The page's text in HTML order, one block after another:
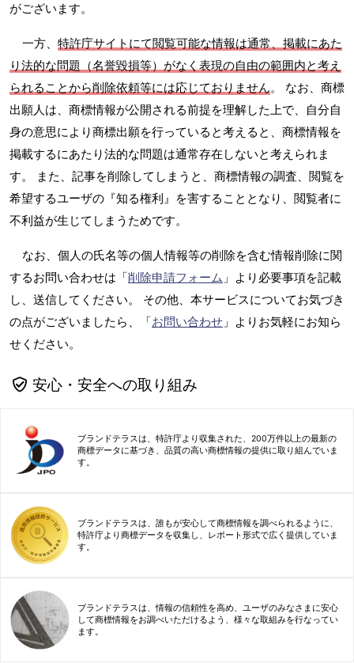
がございます。
一方、 特許庁サイトにて閲覧可能な情報は通常、掲載にあた
り法的な問題（名誉毀損等）がなく表現の自由の範囲内と考え
られることから削除依頼等には応じておりません。 なお、商標
出願人は、商標情報が公開される前提を理解した上で、自分自
身の意思により商標出願を行っていると考えると、商標情報を
掲載するにあたり法的な問題は通常存在しないと考えられま
す。 また、記事を削除してしまうと、商標情報の調査、閲覧を
希望するユーザの『知る権利』を害することとなり、閲覧者に
不利益が生じてしまうためです。
なお、個人の氏名等の個人情報等の削除を含む情報削除に関
するお問い合わせは「削除申請フォーム 」より必要事項を記載
し、送信してください。 その他、本サービスについてお気づき
の点がございましたら、「お問い合わせ 」よりお気軽にお知ら
せください。
安心・安全への取り組み
ブランドテラスは、特許庁より収集された、200万件以上の最新の
商標データに基づき、品質の高い商標情報の提供に取り組んでいま
す。
ブランドテラスは、誰もが安心して商標情報を調べられるように、
特許庁より商標データを収集し、レポート形式で広く提供していま
す。
ブランドテラスは、情報の信頼性を高め、ユーザのみなさまに安心
して商標情報をお調べいただけるよう、様々な取組みを行なってい
ます。